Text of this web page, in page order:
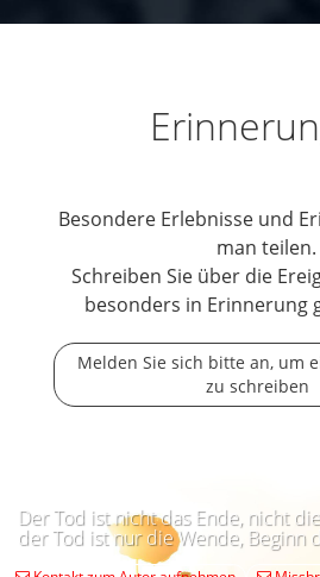
Besondere Erlebnisse und
man teilen.
Schreiben Sie über die
besonders in Erinnerung
Melden Sie sich bitte an, um
zu schreiben
Der Tod ist nicht das Ende, nicht
der Tod ist nur die Wende, Beginn